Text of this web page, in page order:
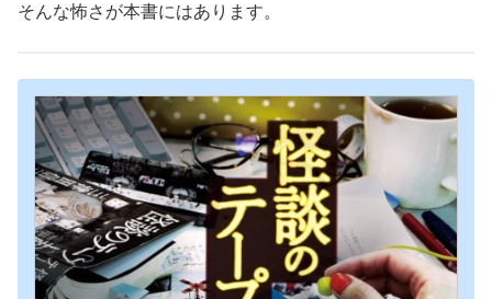
そんな怖さが本書にはあります。